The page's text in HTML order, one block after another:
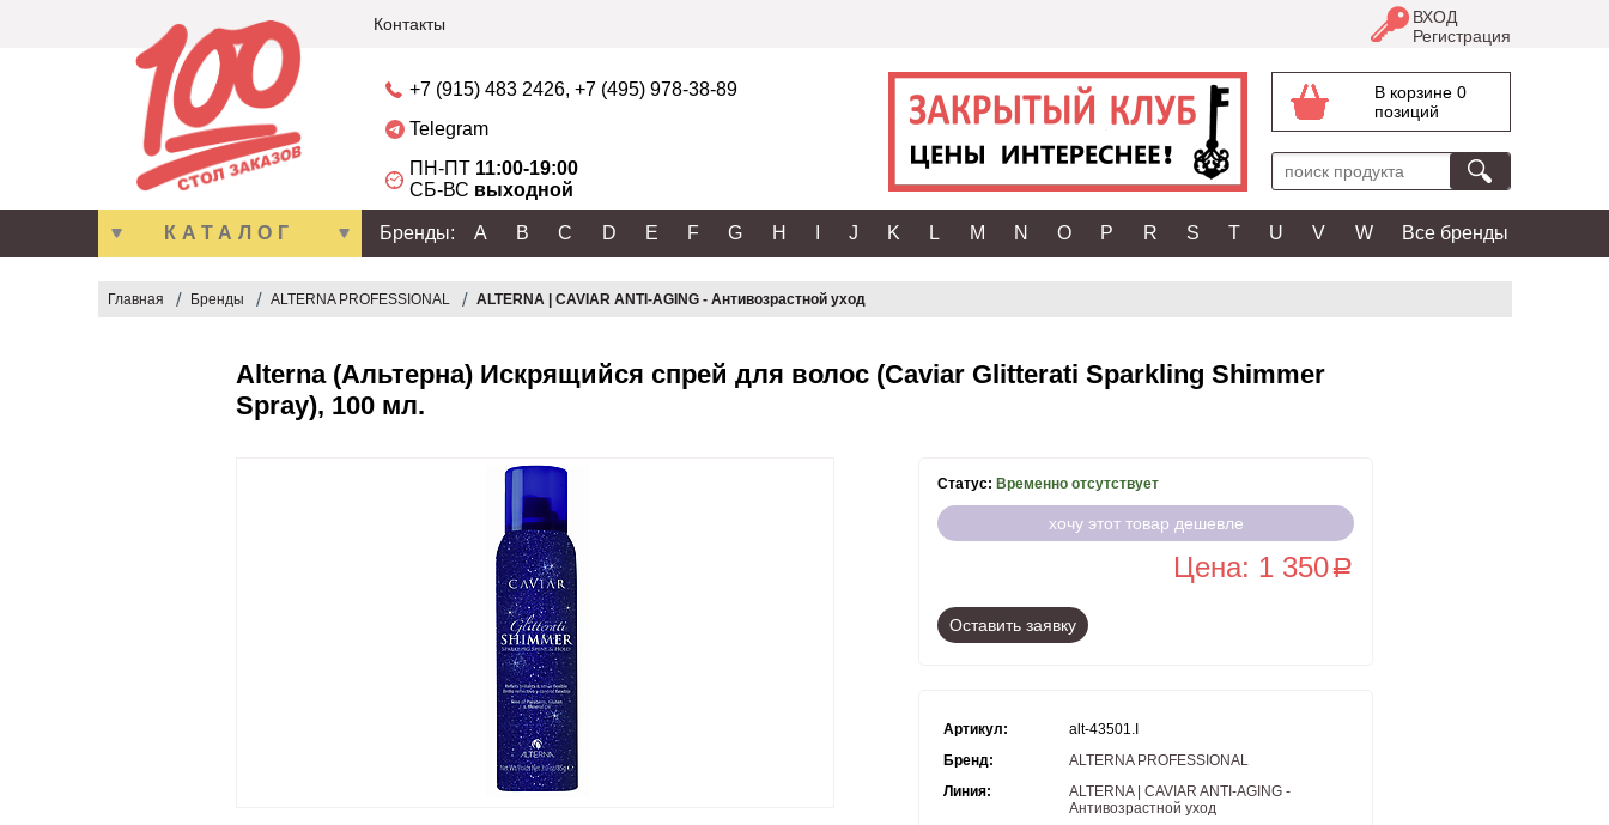
Контакты
ВХОД
Регистрация
В корзине 0
позиций
+7 (915) 483 2426, +7 (495) 978-38-89
Telegram
ПН-ПТ 11:00-19:00
СБ-ВС выходной
КАТАЛОГ Бренды: A B C D E F G H J K L M N O P R S T U V W Все бренды
Главная Бренды ALTERNA PROFESSIONAL ALTERNA | CAVIAR ANTI-AGING - Антивозрастной уход
Alterna (Альтерна) Искрящийся спрей для волос (Caviar Glitterati Sparkling Shimmer
Spray), 100 мл.
Статус: Временно отсутствует
хочу этот товар дешевле
Цена: 1 350a
Оставить заявку
Артикул:
alt-43501.I
Бренд:
ALTERNA PROFESSIONAL
Линия:
ALTERNA | CAVIAR ANTI-AGING -
Антивозрастной уход